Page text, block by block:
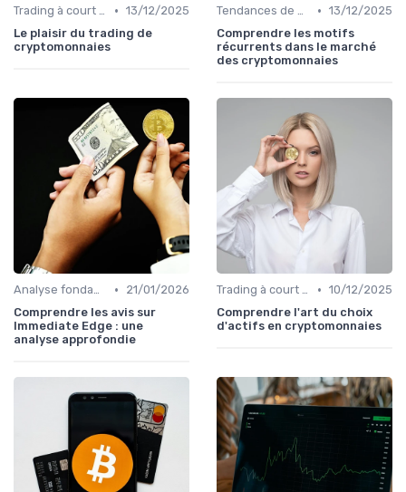
Trading à court terme vs investissement à long terme • 13/12/2025
Le plaisir du trading de
cryptomonnaies
Tendances de marché et indicateurs • 13/12/2025
Comprendre les motifs
récurrents dans le marché
des cryptomonnaies
Analyse fondamentale et technique •
21/01/2026
Comprendre les avis sur
Immediate Edge : une
analyse approfondie
Trading à court terme vs investissement à long terme • 10/12/2025
Comprendre l'art du choix
d'actifs en cryptomonnaies